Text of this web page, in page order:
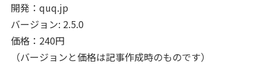
開発：quq.jp
バージョン: 2.5.0
価格：240円
（バージョンと価格は記事作成時のものです）